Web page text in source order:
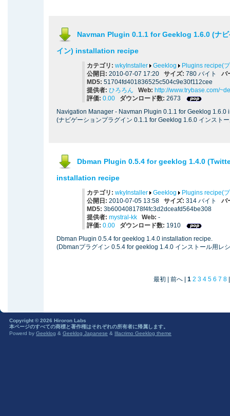
Navman Plugin 0.1.1 for Geeklog 1.6.0 (ナビ
イン) installation recipe
カテゴリ: wkyInstaller Geeklog
Plugins recipe(
公開日: 2010-07-07 17:20 サイズ: 780 バイト バ
MD5: 51704fd401836525c504c9e30f112cee
提供者: ひろろん Web: http://www.trybase.com/
評価: 0.00 ダウンロード数: 2673
Navigation Manager - Navman Plugin 0.1.1 for Geeklog 1.6.0
(ナビゲーションプラグイン 0.1.1 for Geeklog 1.6.0 インスト
Dbman Plugin 0.5.4 for geeklog 1.4.0
installation recipe
カテゴリ: wkyInstaller Geeklog
Plugins recipe(
公開日: 2010-07-05 13:58 サイズ: 314 バイト バ
MD5: 3b600408178f4fc3d2dceafd564be308
提供者: mystral-kk Web: -
評価: 0.00 ダウンロード数: 1910
Dbman Plugin 0.5.4 for geeklog 1.4.0 installation recipe.
(Dbmanプラグイン 0.5.4 for geeklog 1.4.0 インストール用レ
最初 | 前へ | 1 2 3 4 5 6 7 8
Copyright © 2026 Hiroron Labs
本ページのすべての商標と著作権はそれぞれの所有者に帰属します。
Powerd by Geeklog & Geeklog Japanese & Illacrimo Geeklog theme